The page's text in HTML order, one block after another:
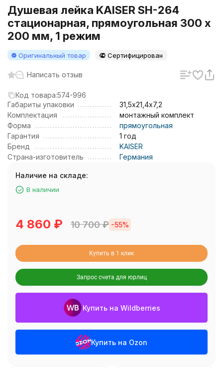
Душевая лейка KAISER SH-264
стационарная, прямоугольная 300 х
200 мм, 1 режим
Оригинальный товар Сертифицирован
Написать отзыв
Код товара:574-996
Габариты упаковки
31,5х21,4х7,2
Комплектация
монтажный комплект
Форма
прямоугольная
Гарантия
1 год
Бренд
KAISER
Страна-изготовитель
Германия
Наличие на складе:
В наличии
4 860 ₽ 10 700₽ -55%
Купить в 1 клик
Запрос счета для юрлиц
Купить на Wildberries
Купить на Ozon